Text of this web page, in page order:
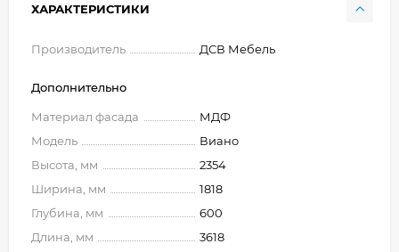
ХАРАКТЕРИСТИКИ
Производитель ДСВ Мебель
Дополнительно
Материал фасада
МДФ
Модель
Виано
Высота, мм
2354
Ширина, мм
1818
Глубина, мм
600
Длина, мм
3618